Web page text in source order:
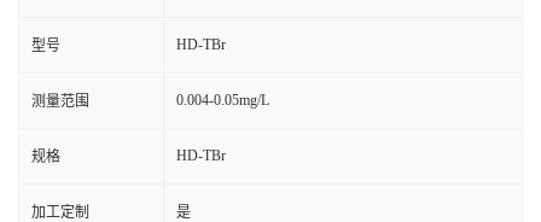
型号 HD-TBr
测量范围 0.004-0.05mg/L
规格 HD-TBr
加工定制 是